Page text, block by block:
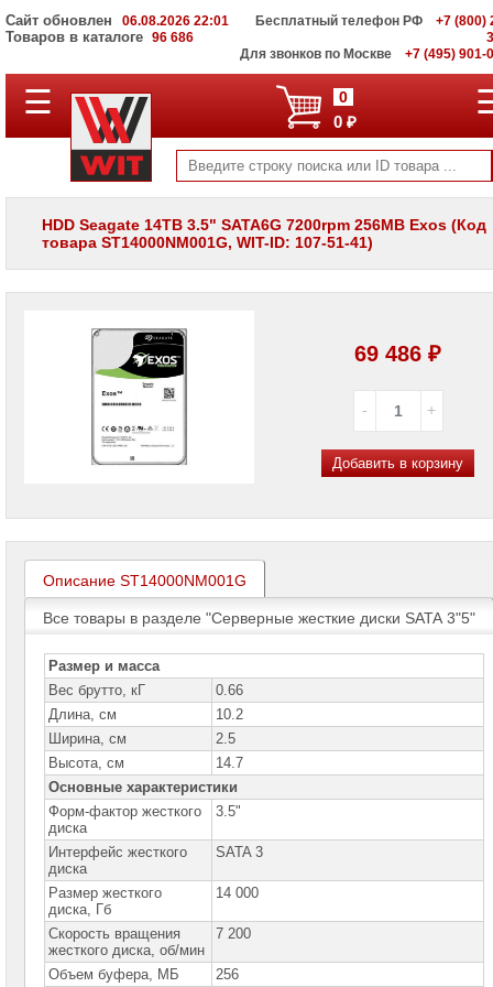
Сайт обновлен 06.08.2026 22:01
Товаров в каталоге 96 686
Бесплатный телефон РФ
+7 (800)
Для звонков по Москве
+7 (495) 901-
ПОЛНЫЙ
КАТАЛОГ
Корпоративные
серверы
WIT
Системы
хранения
Проекторы
Ноутбуки
Brand
Name
Моноблоки
Компьютеры
Brand
Name
Принтеры
плоттеры
МФУ
Серверы
Brand
Name
Пассивное
сетевое
оборудование
Активное
☰ 0
0 ₽
HDD Seagate 14TB 3.5" SATA6G 7200rpm 256MB Exos (Код
товара ST14000NM001G, WIT-ID: 107-51-41)
69 486 ₽
Добавить в корзину
Описание ST14000NM001G
Все товары в разделе "Серверные жесткие диски SATA 3"5"
Размер и масса
Вес брутто, кГ
0.66
Длина, см
10.2
Ширина, см
2.5
Высота, см
14.7
Основные характеристики
Форм-фактор жесткого
диска
3.5"
Интерфейс жесткого
диска
SATA 3
Размер жесткого
диска, Гб
14 000
Скорость вращения
жесткого диска, об/мин
7 200
Объем буфера, МБ 256